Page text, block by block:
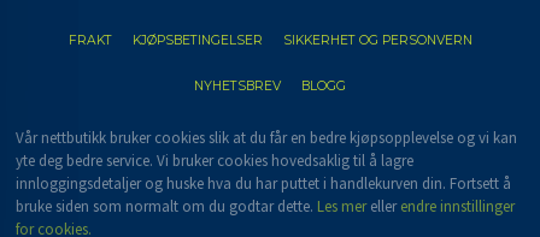
FRAKT KJØPSBETINGELSER SIKKERHET OG PERSONVERN
NYHETSBREV BLOGG
Vår nettbutikk bruker cookies slik at du får en bedre kjøpsopplevelse og vi kan
yte deg bedre service. Vi bruker cookies hovedsaklig til å lagre
innloggingsdetaljer og huske hva du har puttet i handlekurven din. Fortsett å
bruke siden som normalt om du godtar dette. Les merellerendre innstillinger
for cookies.